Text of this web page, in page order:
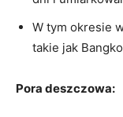
W tym okresie​
takie jak
Pora deszczowa: